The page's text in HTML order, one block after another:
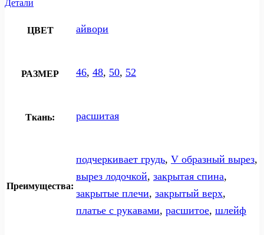
Детали
ЦВЕТ айвори
РАЗМЕР 46, 48, 50, 52
Ткань: расшитая
Преимущества:
подчеркивает грудь, V образный вырез,
вырез лодочкой, закрытая спина,
закрытые плечи, закрытый верх,
платье с рукавами, расшитое, шлейф